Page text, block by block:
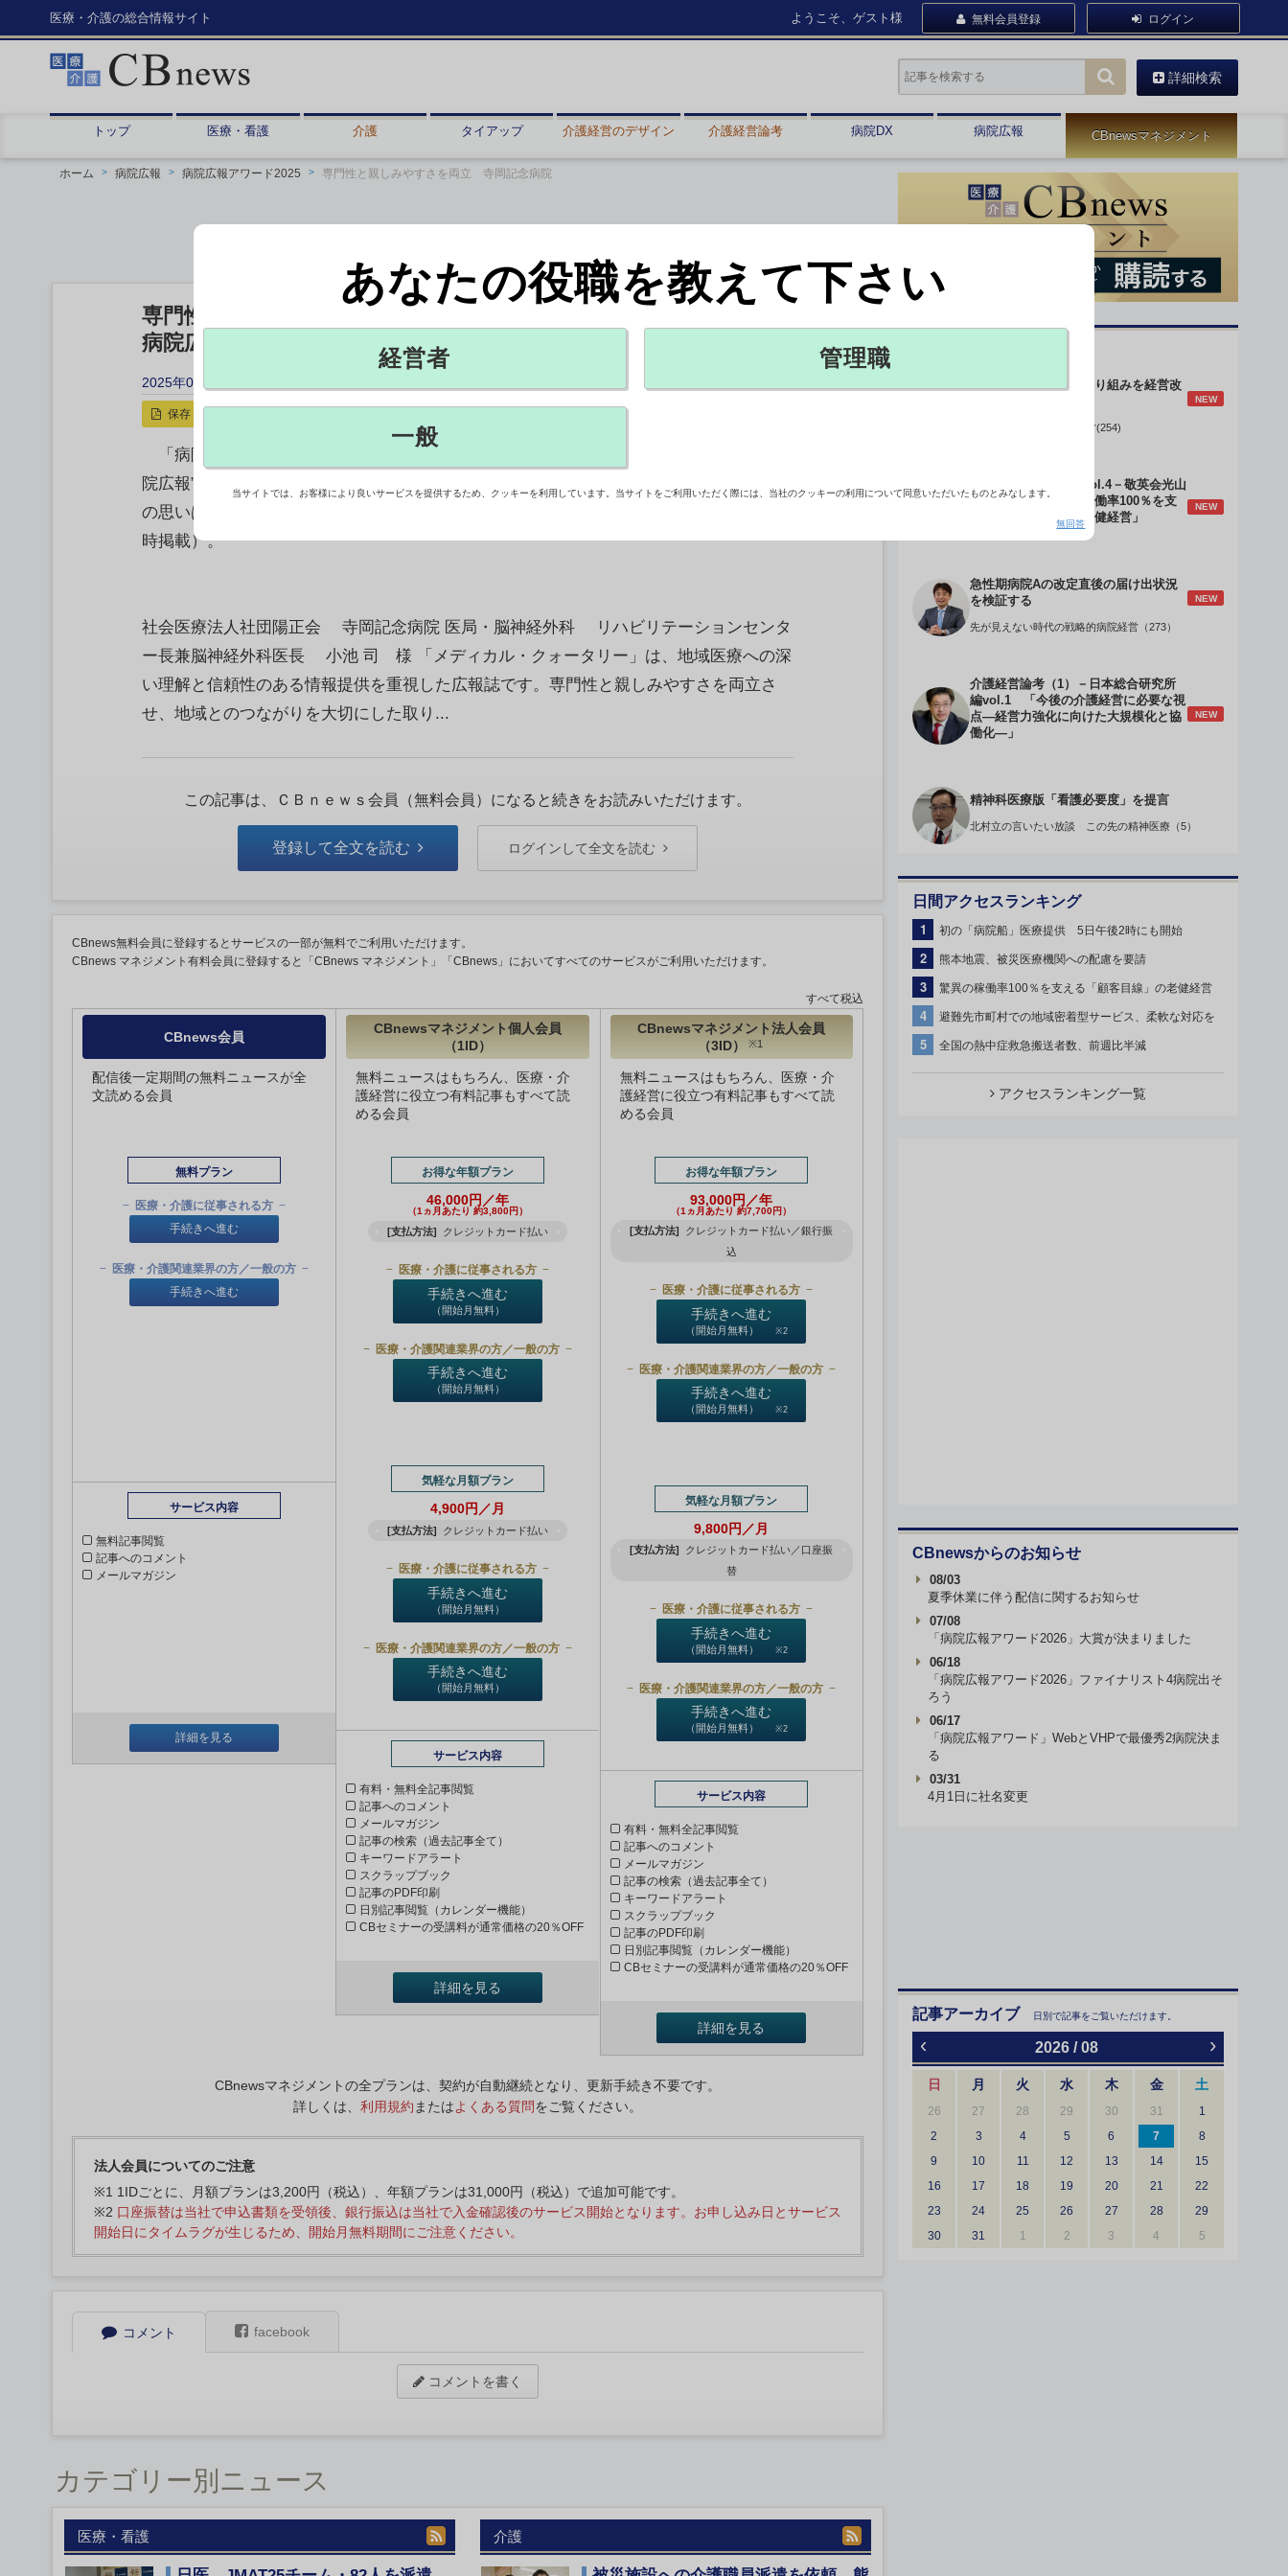
医療・介護の総合情報サイト ようこそ、ゲスト様 無料会員登録 ログイン
詳細検索
トップ 医療・看護 介護 タイアップ 介護経営のデザイン 介護経営論考 病院DX 病院広報 CBnewsマネジメント
ホーム 病院広報 病院広報アワード2025 専門性と親しみやすさを両立 寺岡記念病院
専門性と親しみやすさを両立 寺岡記念病院
病院広報アワード2025 エントリー紹介（76）【広報誌部門】
2025年05月12日 14:55
保存
「病院広報アワード2025」大賞を目指し、全国の病院からのエントリーが続々と。“病
院広報”の頂点を決める7月16日のファイナル（東京ビッグサイト）に向け、エントリー者
の思いは熱い。今年で3回目を迎える「病院広報アワード」への意気込みを紹介する（随
時掲載）。
社会医療法人社団陽正会 寺岡記念病院 医局・脳神経外科 リハビリテーションセンタ
ー長兼脳神経外科医長 小池 司 様 「メディカル・クォータリー」は、地域医療への深
い理解と信頼性のある情報提供を重視した広報誌です。専門性と親しみやすさを両立さ
せ、地域とのつながりを大切にした取り...
この記事は、ＣＢｎｅｗｓ会員（無料会員）になると続きをお読みいただけます。
登録して全文を読む ログインして全文を読む
CBnews無料会員に登録するとサービスの一部が無料でご利用いただけます。
CBnews マネジメント有料会員に登録すると「CBnews マネジメント」「CBnews」においてすべてのサービスがご利用いただけます。
すべて税込
CBnews会員
配信後一定期間の無料ニュースが全
文読める会員
無料プラン
医療・介護に従事される方
手続きへ進む
医療・介護関連業界の方／一般の方
手続きへ進む
サービス内容
無料記事閲覧
記事へのコメント
メールマガジン
詳細を見る
CBnewsマネジメント個人会員
（1ID）
無料ニュースはもちろん、医療・介
護経営に役立つ有料記事もすべて読
める会員
お得な年額プラン
46,000円／年
（1ヵ月あたり 約3,800円）
[支払方法] クレジットカード払い
医療・介護に従事される方
手続きへ進む
（開始月無料）
医療・介護関連業界の方／一般の方
手続きへ進む
（開始月無料）
気軽な月額プラン
4,900円／月
[支払方法] クレジットカード払い
医療・介護に従事される方
手続きへ進む
（開始月無料）
医療・介護関連業界の方／一般の方
手続きへ進む
（開始月無料）
サービス内容
有料・無料全記事閲覧
記事へのコメント
メールマガジン
記事の検索（過去記事全て）
キーワードアラート
スクラップブック
記事のPDF印刷
日別記事閲覧（カレンダー機能）
CBセミナーの受講料が通常価格の20％OFF
詳細を見る
CBnewsマネジメント法人会員
（3ID）
※1
無料ニュースはもちろん、医療・介
護経営に役立つ有料記事もすべて読
める会員
お得な年額プラン
93,000円／年
（1ヵ月あたり 約7,700円）
[支払方法]
クレジットカード払い／銀行振
込
医療・介護に従事される方
手続きへ進む
（開始月無料） ※2
医療・介護関連業界の方／一般の方
手続きへ進む
（開始月無料） ※2
気軽な月額プラン
9,800円／月
[支払方法]
クレジットカード払い／口座振
替
医療・介護に従事される方
手続きへ進む
（開始月無料） ※2
医療・介護関連業界の方／一般の方
手続きへ進む
（開始月無料） ※2
サービス内容
有料・無料全記事閲覧
記事へのコメント
メールマガジン
記事の検索（過去記事全て）
キーワードアラート
スクラップブック
記事のPDF印刷
日別記事閲覧（カレンダー機能）
CBセミナーの受講料が通常価格の20％OFF
詳細を見る
CBnewsマネジメントの全プランは、契約が自動継続となり、更新手続き不要です。
詳しくは、 利用規約 またはよくある質問をご覧ください。
法人会員についてのご注意
※1 1IDごとに、月額プランは3,200円（税込）、年額プランは31,000円（税込）で追加可能です。
※2 口座振替は当社で申込書類を受領後、銀行振込は当社で入金確認後のサービス開始となります。お申し込み日とサービス
開始日にタイムラグが生じるため、開始月無料期間にご注意ください。
コメント facebook
コメントを書く
カテゴリー別ニュース
医療・看護 介護
身体的拘束最小化の取り組みを経営改
NEW
データで読み解く病院経営(254)
介護経営のデザインVol.4－敬英会光山
誠理事長 「驚異の稼働率100％を支
える『顧客目線』の老健経営」
NEW
急性期病院Aの改定直後の届け出状況
を検証する
NEW
先が見えない時代の戦略的病院経営（273）
介護経営論考（1）－日本総合研究所
編vol.1 「今後の介護経営に必要な視
点―経営力強化に向けた大規模化と協
働化―」
NEW
精神科医療版「看護必要度」を提言
北村立の言いたい放談 この先の精神医療（5）
日間アクセスランキング
1 初の「病院船」医療提供 5日午後2時にも開始
2 熊本地震、被災医療機関への配慮を要請
3 驚異の稼働率100％を支える「顧客目線」の老健経営
4 避難先市町村での地域密着型サービス、柔軟な対応を
5 全国の熱中症救急搬送者数、前週比半減
アクセスランキング一覧
CBnewsからのお知らせ
08/03
夏季休業に伴う配信に関するお知らせ
07/08
「病院広報アワード2026」大賞が決まりました
06/18
「病院広報アワード2026」ファイナリスト4病院出そ
ろう
06/17
「病院広報アワード」WebとVHPで最優秀2病院決ま
る
03/31
4月1日に社名変更
記事アーカイブ 日別で記事をご覧いただけます。
‹ 2026 / 08 ›
日 月 火 水 木 金 土
26 27 28 29 30 31
1
2
3 4 5 6 7
8
9
10 11 12 13 14
15
16
17 18 19 20 21
22
23
24 25 26 27 28
29
30
31 1 2 3 4 5
あなたの役職を教えて下さい
経営者 管理職
一般
当サイトでは、お客様により良いサービスを提供するため、クッキーを利用しています。当サイトをご利用いただく際には、当社のクッキーの利用について同意いただいたものとみなします。
無回答